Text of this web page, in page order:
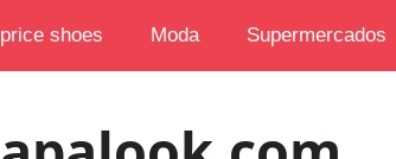
shoes Moda Supermercados